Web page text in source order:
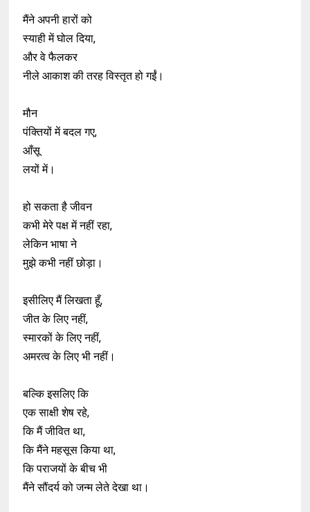
मैंने अपनी हारों को
स्याही में घोल दिया,
और वे फैलकर
नीले आकाश की तरह विस्तृत हो गईं।
मौन
पंक्तियों में बदल गए,
आँसू
लयों में।
हो सकता है जीवन
कभी मेरे पक्ष में नहीं रहा,
लेकिन भाषा ने
मुझे कभी नहीं छोड़ा।
इसीलिए मैं लिखता हूँ,
जीत के लिए नहीं,
स्मारकों के लिए नहीं,
अमरत्व के लिए भी नहीं।
बल्कि इसलिए कि
एक साक्षी शेष रहे,
कि मैं जीवित था,
कि मैंने महसूस किया था,
कि पराजयों के बीच भी
मैंने सौंदर्य को जन्म लेते देखा था।